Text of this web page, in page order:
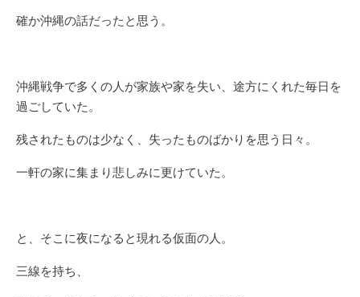
確か沖縄の話だったと思う。
沖縄戦争で多くの人が家族や家を失い、途方にくれた毎日を
過ごしていた。
残されたものは少なく、失ったものばかりを思う日々。
一軒の家に集まり悲しみに更けていた。
と、そこに夜になると現れる仮面の人。
三線を持ち、